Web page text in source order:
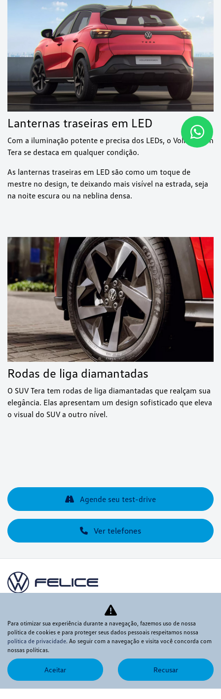
Lanternas traseiras em LED
Com a iluminação potente e precisa dos LEDs, o Volkswagen
Tera se destaca em qualquer condição.
As lanternas traseiras em LED são como um toque de
mestre no design, te deixando mais visível na estrada, seja
na noite escura ou na neblina densa.
Rodas de liga diamantadas
O SUV Tera tem rodas de liga diamantadas que realçam sua
elegância. Elas apresentam um design sofisticado que eleva
o visual do SUV a outro nível.
Ver telefones
Agende seu test-drive
Novos
Mapa do site
Política de privacidade
Para otimizar sua experiência durante a navegação, fazemos uso de nossa
política de cookies e para proteger seus dados pessoais respeitamos nossa
política de privacidade. Ao seguir com a navegação e visita você concorda com
nossas políticas.
Aceitar Recusar